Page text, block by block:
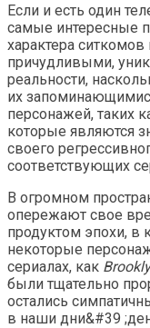
Если и есть один
самые интересные
характера
причудливыми,
реальности,
их
персонажей, таких
которые являются
своего
соответствующих
В огромном
опережают свое
продуктом эпохи, в
некоторые
сериалах, как
были тщательно
остались
в наши дни&#39